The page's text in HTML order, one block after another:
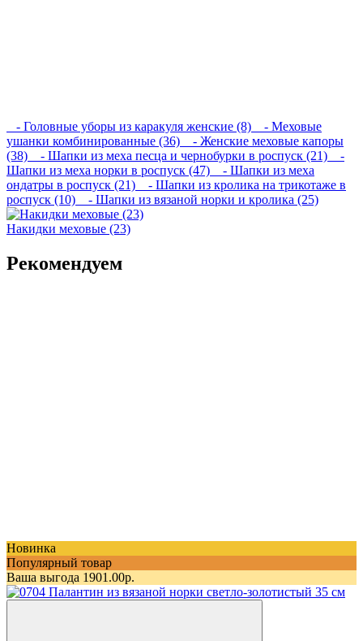
- Головные уборы из каракуля женские (8)
- Меховые
ушанки комбинированные (36)
- Женские меховые капоры
(38)
- Шапки из меха песца и чернобурки в роспуск (21)
-
Шапки из меха норки в роспуск (47)
- Шапки из меха
ондатры в роспуск (21)
- Шапки из кролика на трикотаже в
роспуск (10)
- Шапки из вязаной норки и кролика (25)
Накидки меховые (23)
Рекомендуем
Новинка
Популярный товар
Ваша выгода 1901.00р.